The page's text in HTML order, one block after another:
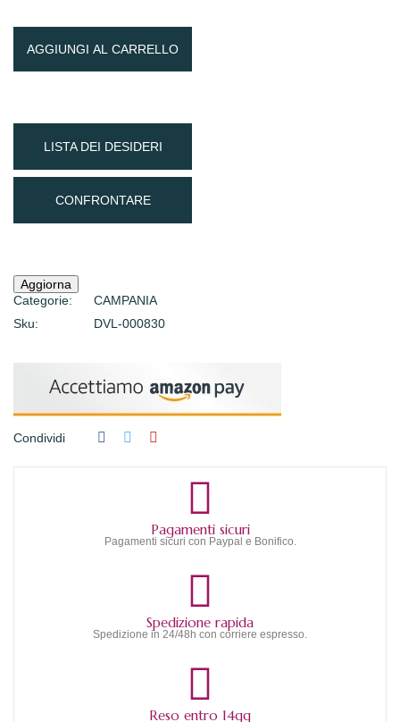
AGGIUNGI AL CARRELLO
LISTA DEI DESIDERI
CONFRONTARE
Categorie:
CAMPANIA
Sku:
DVL-000830
Condividi
Pagamenti sicuri
Pagamenti sicuri con Paypal e Bonifico.
Spedizione rapida
Spedizione in 24/48h con corriere espresso.
Reso entro 14gg